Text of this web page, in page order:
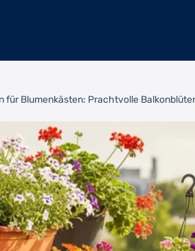
für Blumenkästen: Prachtvolle